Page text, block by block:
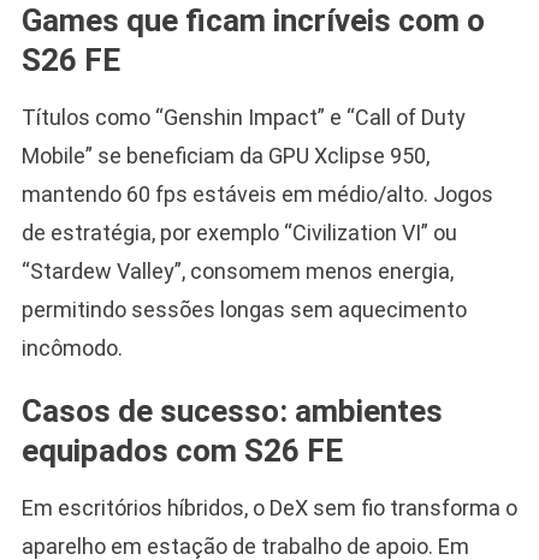
Games que ficam incríveis com o
S26 FE
Títulos como “Genshin Impact” e “Call of Duty
Mobile” se beneficiam da GPU Xclipse 950,
mantendo 60 fps estáveis em médio/alto. Jogos
de estratégia, por exemplo “Civilization VI” ou
“Stardew Valley”, consomem menos energia,
permitindo sessões longas sem aquecimento
incômodo.
Casos de sucesso: ambientes
equipados com S26 FE
Em escritórios híbridos, o DeX sem fio transforma o
aparelho em estação de trabalho de apoio. Em